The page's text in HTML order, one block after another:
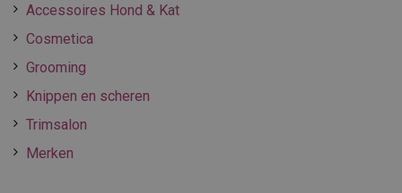
Accessoires Hond & Kat
Cosmetica
Grooming
Knippen en scheren
Trimsalon
Merken